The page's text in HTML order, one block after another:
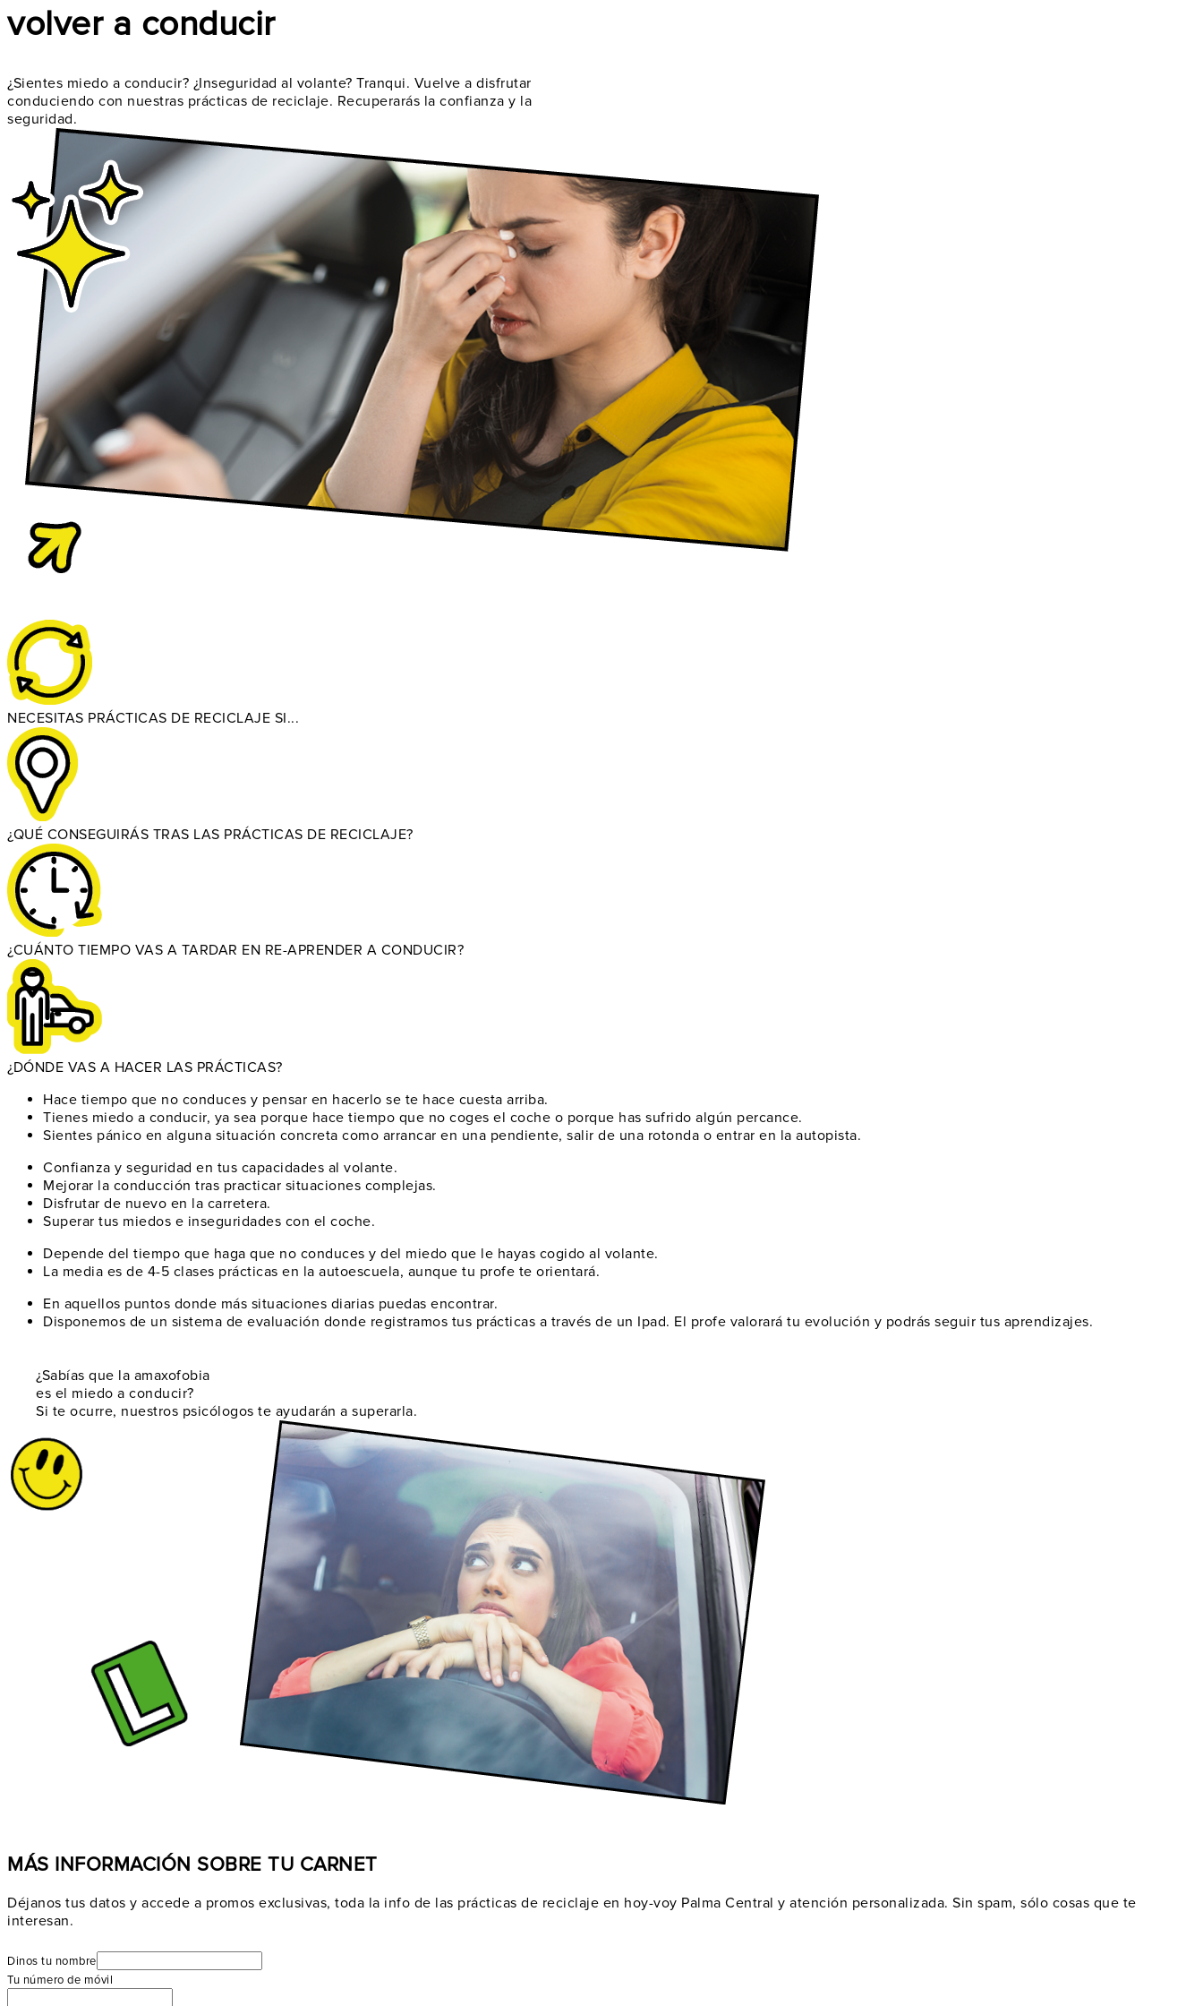
volver a conducir
¿Sientes miedo a conducir? ¿Inseguridad al volante? Tranqui. Vuelve a disfrutar
conduciendo con nuestras prácticas de reciclaje. Recuperarás la confianza y la
seguridad.
NECESITAS PRÁCTICAS DE RECICLAJE SI...
¿QUÉ CONSEGUIRÁS TRAS LAS PRÁCTICAS DE RECICLAJE?
¿CUÁNTO TIEMPO VAS A TARDAR EN RE-APRENDER A CONDUCIR?
¿DÓNDE VAS A HACER LAS PRÁCTICAS?
Hace tiempo que no conduces y pensar en hacerlo se te hace cuesta arriba.
Tienes miedo a conducir, ya sea porque hace tiempo que no coges el coche o porque has sufrido algún percance.
Sientes pánico en alguna situación concreta como arrancar en una pendiente, salir de una rotonda o entrar en la autopista.
Confianza y seguridad en tus capacidades al volante.
Mejorar la conducción tras practicar situaciones complejas.
Disfrutar de nuevo en la carretera.
Superar tus miedos e inseguridades con el coche.
Depende del tiempo que haga que no conduces y del miedo que le hayas cogido al volante.
La media es de 4-5 clases prácticas en la autoescuela, aunque tu profe te orientará.
En aquellos puntos donde más situaciones diarias puedas encontrar.
Disponemos de un sistema de evaluación donde registramos tus prácticas a través de un Ipad. El profe valorará tu evolución y podrás seguir tus aprendizajes.
¿Sabías que la amaxofobia
es el miedo a conducir?
Si te ocurre, nuestros psicólogos te ayudarán a superarla.
MÁS INFORMACIÓN SOBRE TU CARNET
Déjanos tus datos y accede a promos exclusivas, toda la info de las prácticas de reciclaje en hoy-voy Palma Central y atención personalizada. Sin spam, sólo cosas que te
interesan.
Dinos tu nombre
Tu número de móvil